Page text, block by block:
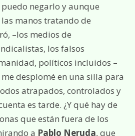
negarlo y aunque
manos tratando de
–los medios de
los falsos
políticos incluidos –
desplomé en una silla para
atrapados, controlados y
es tarde. ¿Y qué hay de
que están fuera de los
a Pablo Neruda, que